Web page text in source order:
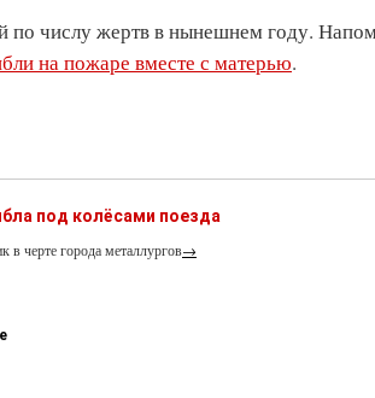
по числу жертв в нынешнем году.
на пожаре вместе с матерью.
под колёсами поезда
черте города металлургов→